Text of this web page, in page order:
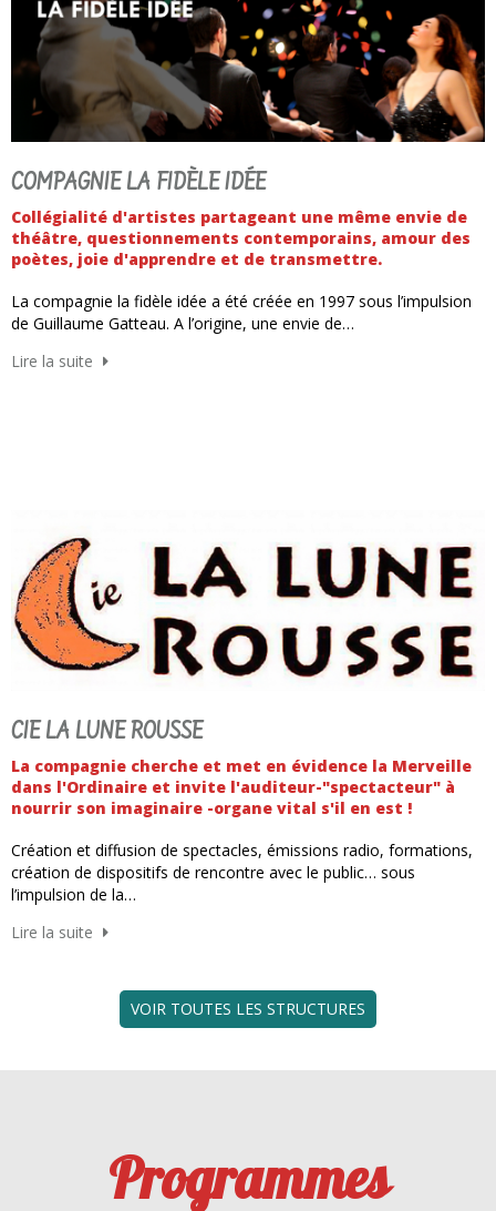
COMPAGNIE LA FIDÈLE IDÉE
Collégialité d'artistes partageant une même envie de
théâtre, questionnements contemporains, amour des
poètes, joie d'apprendre et de transmettre.
La compagnie la fidèle idée a été créée en 1997 sous l’impulsion
de Guillaume Gatteau. A l’origine, une envie de…
Lire la suite
CIE LA LUNE ROUSSE
La compagnie cherche et met en évidence la Merveille
dans l'Ordinaire et invite l'auditeur-"spectacteur" à
nourrir son imaginaire -organe vital s'il en est !
Création et diffusion de spectacles, émissions radio, formations,
création de dispositifs de rencontre avec le public… sous
l’impulsion de la…
Lire la suite
VOIR TOUTES LES STRUCTURES
Programmes